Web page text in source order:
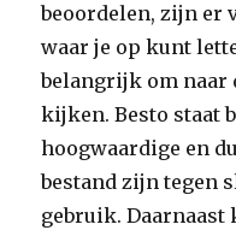
beoordelen, zijn er
waar je op kunt
belangrijk om naar
kijken. Besto staat
hoogwaardige en
bestand zijn tegen
gebruik. Daarnaast